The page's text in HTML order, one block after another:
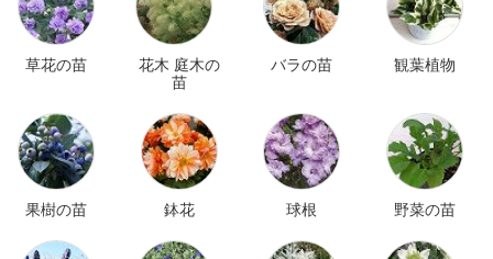
草花の苗
花木 庭木の
苗
バラの苗 観葉植物
果樹の苗 鉢花 球根 野菜の苗